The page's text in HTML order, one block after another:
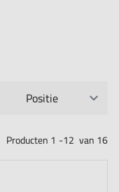
Producten 1 -12 van 16
Sorteer op